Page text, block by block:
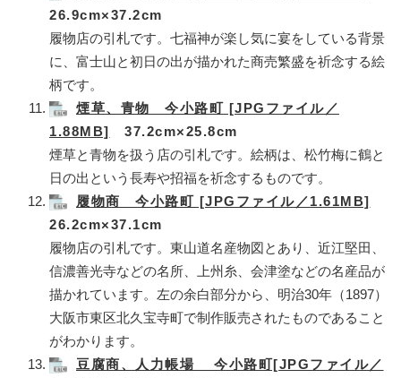
26.9cm×37.2cm
履物店の引札です。七福神が楽し気に宴をしている背景
に、富士山と初日の出が描かれた商売繁盛を祈念する絵
柄です。
煙草、青物 今小路町 [JPGファイル／
1.88MB] 37.2cm×25.8cm
煙草と青物を扱う店の引札です。絵柄は、松竹梅に鶴と
日の出という長寿や招福を祈念するものです。
履物商 今小路町 [JPGファイル／1.61MB]
26.2cm×37.1cm
履物店の引札です。東山道名産物図とあり、近江堅田、
信濃善光寺などの名所、上州糸、会津塗などの名産品が
描かれています。左の余白部分から、明治30年（1897）
大阪市東区北久宝寺町で制作販売されたものであること
がわかります。
豆腐商、人力帳場 今小路町[JPGファイル／